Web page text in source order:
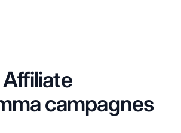
campagnes